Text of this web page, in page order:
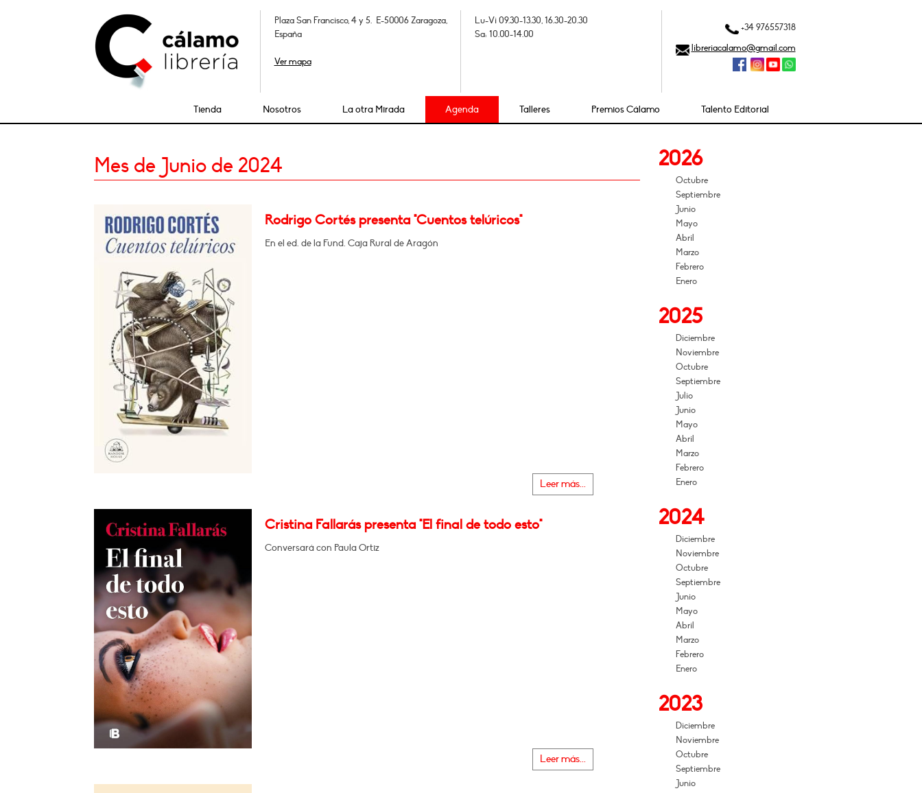
Plaza San Francisco, 4 y 5. E-50006 Zaragoza,
España
Ver mapa
Lu-Vi 09.30-13.30, 16.30-20.30
Sa: 10.00-14.00
+34 976557318
libreriacalamo@gmail.com
Tienda Nosotros La otra Mirada Agenda Talleres Premios Cálamo Talento Editorial
Mes de Junio de 2024
Rodrigo Cortés presenta "Cuentos telúricos"
En el ed. de la Fund. Caja Rural de Aragón
Leer más...
Cristina Fallarás presenta "El final de todo esto"
Conversará con Paula Ortiz
Leer más...
2026
Octubre
Septiembre
Junio
Mayo
Abril
Marzo
Febrero
Enero
2025
Diciembre
Noviembre
Octubre
Septiembre
Julio
Junio
Mayo
Abril
Marzo
Febrero
Enero
2024
Diciembre
Noviembre
Octubre
Septiembre
Junio
Mayo
Abril
Marzo
Febrero
Enero
2023
Diciembre
Noviembre
Octubre
Septiembre
Junio